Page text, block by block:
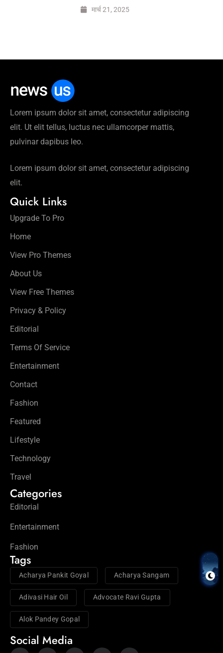
मार्च 21, 2025
Lorem ipsum dolor sit amet, consectetur adipiscing
elit. Ut elit tellus, luctus nec ullamcorper mattis,
pulvinar dapibus leo.
Lorem ipsum dolor sit amet, consectetur adipiscing
elit.
Quick Links
Upgrade To Pro
Home
View Pro Themes
About Us
View Free Themes
Privacy & Policy
Editorial
Terms Of Service
Entertainment
Contact
Fashion
Featured
Lifestyle
Technology
Travel
Categories
Editorial
Entertainment
Fashion
Tags
Acharya Pankit Goyal Acharya Sangam
Adivasi Hair Oil Advocate Ravi Gupta
Alok Pandey Gopal
Social Media